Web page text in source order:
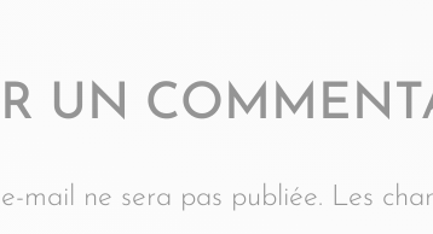
UN
mail ne sera pas publiée. Les